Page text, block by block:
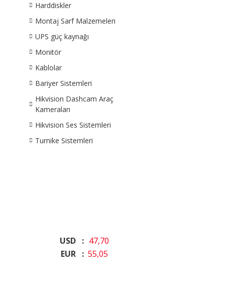
Harddiskler
Montaj Sarf Malzemeleri
UPS güç kaynağı
Monitör
Kablolar
Bariyer Sistemleri
Hikvision Dashcam Araç
Kameraları
Hikvision Ses Sistemleri
Turnike Sistemleri
USD : 47,70
EUR : 55,05